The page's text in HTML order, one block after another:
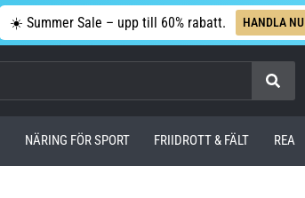
☀️ Summer Sale – upp till 60% rabatt. HANDLA NU
NÄRING FÖR SPORT FRIIDROTT & FÄLT REA